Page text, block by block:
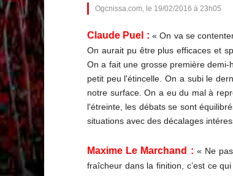
Ogcnissa.com, le 19/02/2016 à 23h05
Claude Puel : « On va se
On aurait pu être plus efficaces et
On a fait une grosse première
petit peu l'étincelle. On a subi le
notre surface. On a eu du mal à
l'étreinte, les débats se sont
situations avec des décalages
Maxime Le Marchand : « Ne
fraîcheur dans la finition, c’est ce